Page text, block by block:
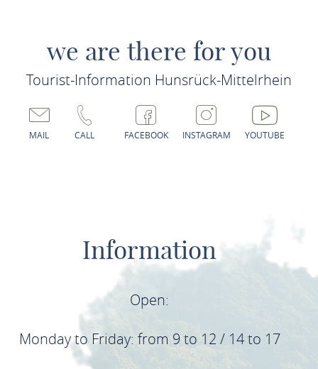
we are there for you
Tourist-Information Hunsrück-Mittelrhein
MAIL CALL FACEBOOK INSTAGRAM YOUTUBE
Information
Open:
Monday to Friday: from 9 to 12 / 14 to 17